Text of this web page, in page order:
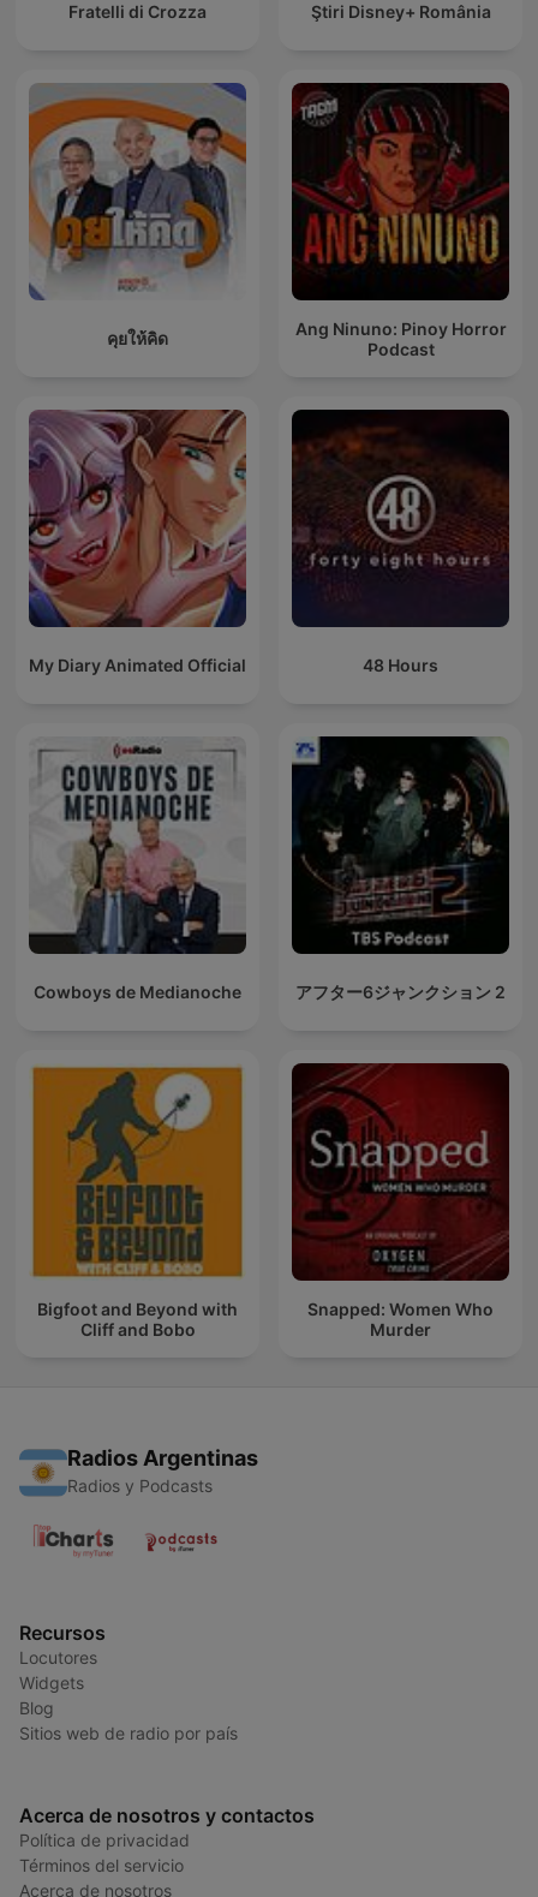
Fratelli di Crozza Ştiri Disney+ România
คุยให้คิด
Ang Ninuno: Pinoy Horror
Podcast
My Diary Animated Official 48 Hours
Cowboys de Medianoche アフター6ジャンクション 2
Bigfoot and Beyond with
Cliff and Bobo
Snapped: Women Who
Murder
Radios Argentinas
Radios y Podcasts
Recursos
Locutores
Widgets
Blog
Sitios web de radio por país
Acerca de nosotros y contactos
Política de privacidad
Términos del servicio
Acerca de nosotros